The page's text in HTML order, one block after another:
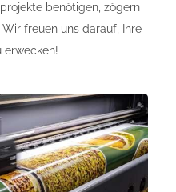
benötigen, zögern
freuen uns darauf, Ihre
erwecken!